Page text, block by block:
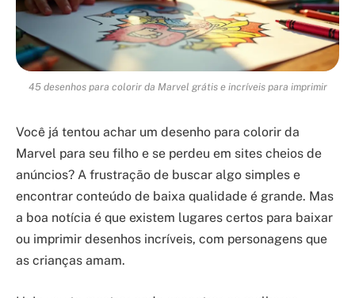
45 desenhos para colorir da Marvel grátis e incríveis para imprimir
Você já tentou achar um desenho para colorir da
Marvel para seu filho e se perdeu em sites cheios de
anúncios? A frustração de buscar algo simples e
encontrar conteúdo de baixa qualidade é grande. Mas
a boa notícia é que existem lugares certos para baixar
ou imprimir desenhos incríveis, com personagens que
as crianças amam.